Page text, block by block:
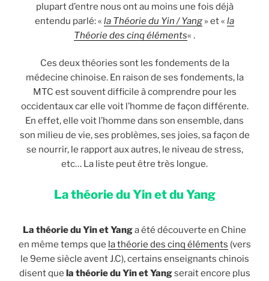
plupart d’entre nous ont au moins une fois déjà
entendu parlé: « la Théorie du Yin / Yang » et « la
Théorie des cinq éléments« .
Ces deux théories sont les fondements de la
médecine chinoise. En raison de ses fondements, la
MTC est souvent difficile à comprendre pour les
occidentaux car elle voit l’homme de façon différente.
En effet, elle voit l’homme dans son ensemble, dans
son milieu de vie, ses problèmes, ses joies, sa façon de
se nourrir, le rapport aux autres, le niveau de stress,
etc… La liste peut être très longue.
La théorie du Yin et du Yang
La théorie du Yin et Yanga été découverte en Chine
en même temps que la théorie des cinq éléments (vers
le 9eme siècle avent J.C), certains enseignants chinois
disent que la théorie du Yin et Yangserait encore plus